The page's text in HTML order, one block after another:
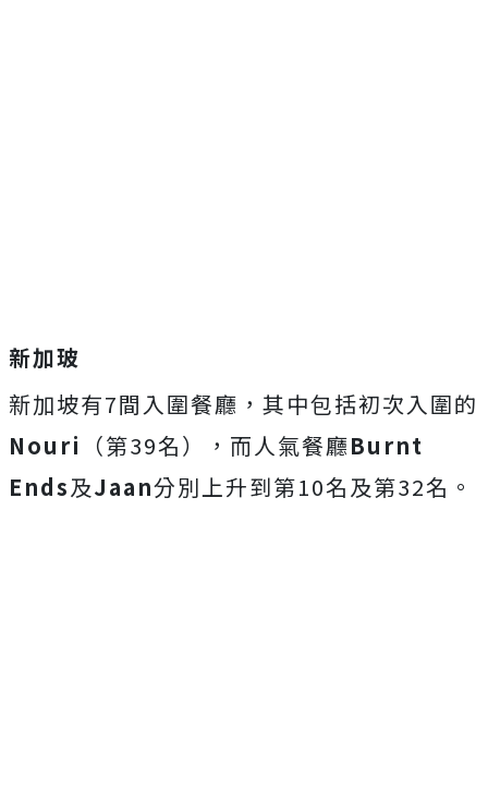
新加玻
新加坡有7間入圍餐廳，其中包括初次入圍的
Nouri
（第39名），而人氣餐廳Burnt
Ends及Jaan分別上升到第10名及第32名。